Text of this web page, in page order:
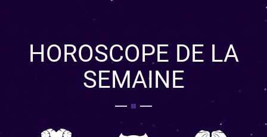
HOROSCOPE DE LA
SEMAINE